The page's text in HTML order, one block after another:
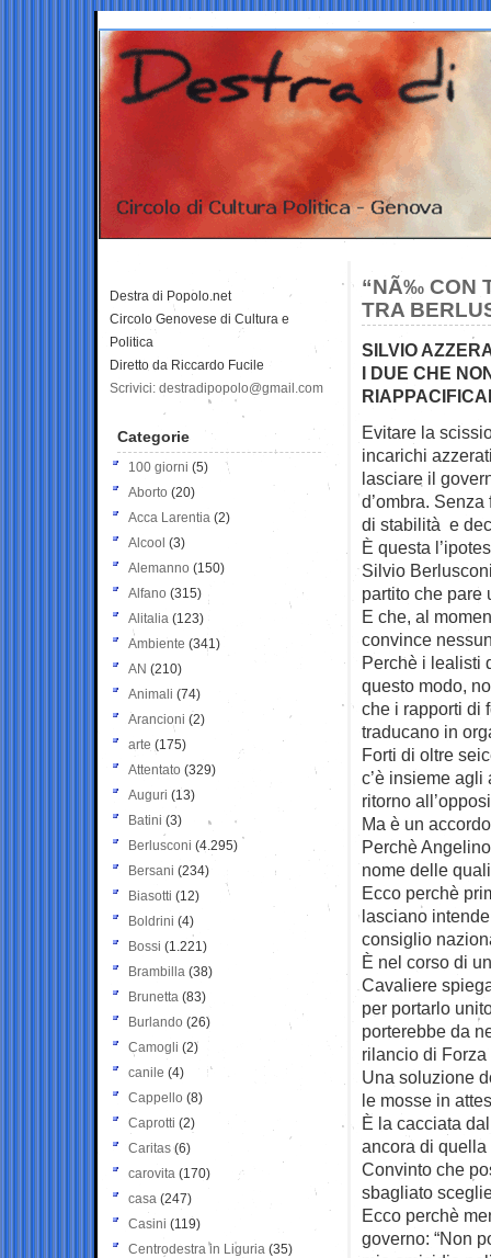
“NÃ‰ CON
TRA
SILVIO
I DUE CHE
Evitare la
incarichi
lasciare il
d’ombra.
di stabilità e
È questa
Silvio
partito che pare
E che, al
convince
Perchè i lealisti
questo modo,
che i rapporti di
traducano in
Forti di oltre
c’è insieme
ritorno
Ma è un
Perchè
nome delle
Ecco perchè
lasciano
consiglio
È nel corso di
Cavaliere
per portarlo
porterebbe da
rilancio di Forza
Una soluzione
le mosse in
È la cacciata
ancora di quella
Convinto che
sbagliato
Ecco perchè
governo: “Non
Destra di Popolo.net
Circolo Genovese di Cultura e
Politica
Diretto da Riccardo Fucile
Scrivici: destradipopolo@gmail.com
Categorie
100 giorni (5)
Aborto (20)
Acca Larentia (2)
Alcool (3)
Alemanno (150)
Alfano (315)
Alitalia (123)
Ambiente (341)
AN (210)
Animali (74)
Arancioni (2)
arte (175)
Attentato (329)
Auguri (13)
Batini (3)
Berlusconi (4.295)
Bersani (234)
Biasotti (12)
Boldrini (4)
Bossi (1.221)
Brambilla (38)
Brunetta (83)
Burlando (26)
Camogli (2)
canile (4)
Cappello (8)
Caprotti (2)
Caritas (6)
carovita (170)
casa (247)
Casini (119)
Centrodestra in Liguria (35)